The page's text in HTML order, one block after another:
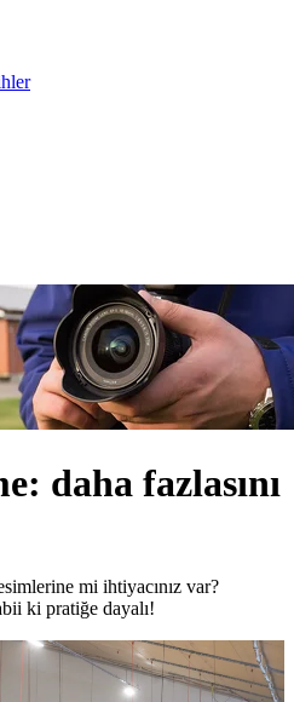
daha fazlasını
mi ihtiyacınız var?
ki pratiğe dayalı!